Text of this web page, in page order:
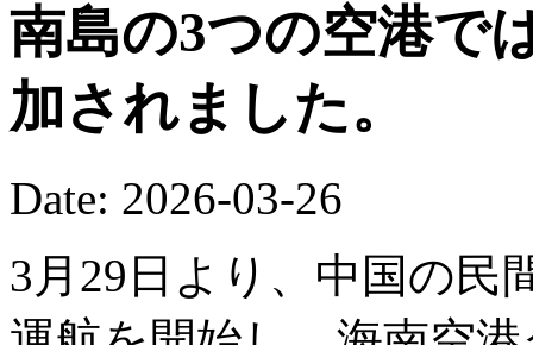
南島の3つの空港で
加されました。
Date: 2026-03-26
3月29日より、中国の民